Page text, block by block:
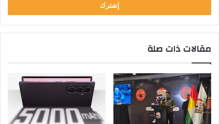
ب
ر
د
ا
ل
إ
ل
ك
مقالات ذات صلة